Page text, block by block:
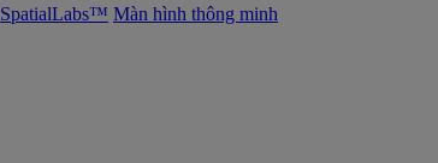
SpatialLabs™ Màn hình thông minh